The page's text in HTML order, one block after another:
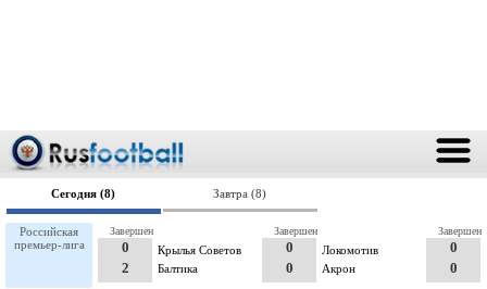
Сегодня (8) Завтра (8)
Российская
премьер-лига
Крылья Советов
0
2
Балтика
Завершен
Локомотив
0
0
Акрон
Завершен
0
0
Завершен